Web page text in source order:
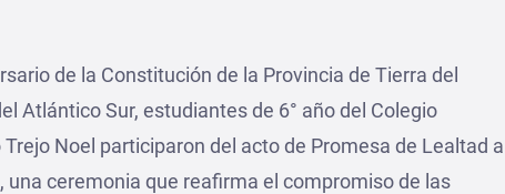
de la Constitución de la Provincia de Tierra del
Atlántico Sur, estudiantes de 6° año del Colegio
Noel participaron del acto de Promesa de Lealtad a
una ceremonia que reafirma el compromiso de las